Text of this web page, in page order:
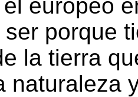
europeo
porque
la tierra
naturaleza